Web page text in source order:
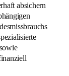
absichern